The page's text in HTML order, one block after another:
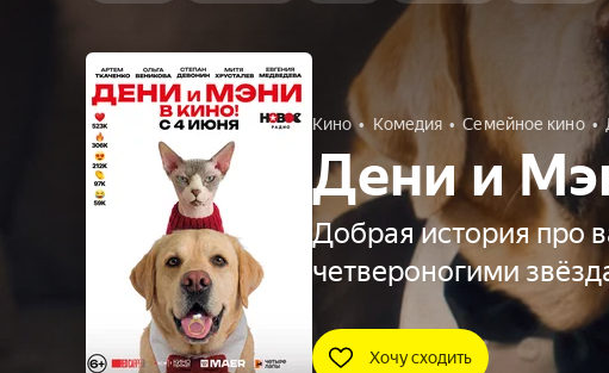
Кино Комедия Семейное кино
Дени и
Добрая история про
четвероногими
Хочу сходить